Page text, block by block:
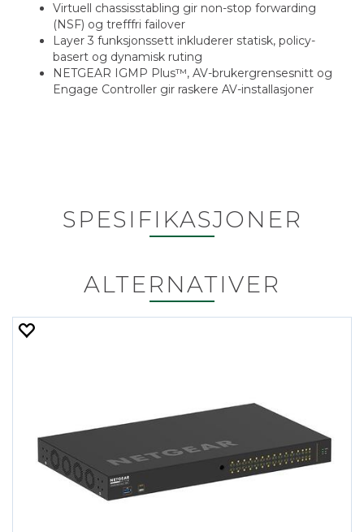
Virtuell chassisstabling gir non-stop forwarding
(NSF) og trefffri failover
Layer 3 funksjonssett inkluderer statisk, policy-
basert og dynamisk ruting
NETGEAR IGMP Plus™, AV-brukergrensesnitt og
Engage Controller gir raskere AV-installasjoner
SPESIFIKASJONER
ALTERNATIVER